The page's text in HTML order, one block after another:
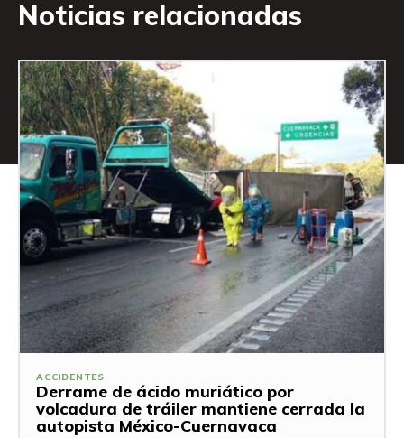
Noticias relacionadas
ACCIDENTES
Derrame de ácido muriático por
volcadura de tráiler mantiene cerrada la
autopista México-Cuernavaca